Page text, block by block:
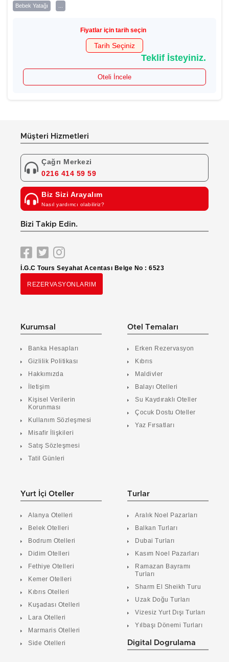
Bebek Yatağı
Fiyatlar için tarih seçin
Tarih Seçiniz
Teklif İsteyiniz.
Oteli İncele
Müşteri Hizmetleri
Çağrı Merkezi
0216 414 59 59
Biz Sizi Arayalım
Nasıl yardımcı olabiliriz?
Bizi Takip Edin.
İ.G.C Tours Seyahat Acentası Belge No : 6523
REZERVASYONLARIM
Kurumsal
Banka Hesapları
Gizlilik Politikası
Hakkımızda
İletişim
Kişisel Verilerin
Korunması
Kullanım Sözleşmesi
Misafir İlişkileri
Satış Sözleşmesi
Tatil Günleri
Otel Temaları
Erken Rezervasyon
Kıbrıs
Maldivler
Balayı Otelleri
Su Kaydıraklı Oteller
Çocuk Dostu Oteller
Yaz Fırsatları
Yurt İçi Oteller
Alanya Otelleri
Belek Otelleri
Bodrum Otelleri
Didim Otelleri
Fethiye Otelleri
Kemer Otelleri
Kıbrıs Otelleri
Kuşadası Otelleri
Lara Otelleri
Marmaris Otelleri
Side Otelleri
Turlar
Aralık Noel Pazarları
Balkan Turları
Dubai Turları
Kasım Noel Pazarları
Ramazan Bayramı
Turları
Sharm El Sheikh Turu
Uzak Doğu Turları
Vizesiz Yurt Dışı Turları
Yılbaşı Dönemi Turları
Digital Dogrulama